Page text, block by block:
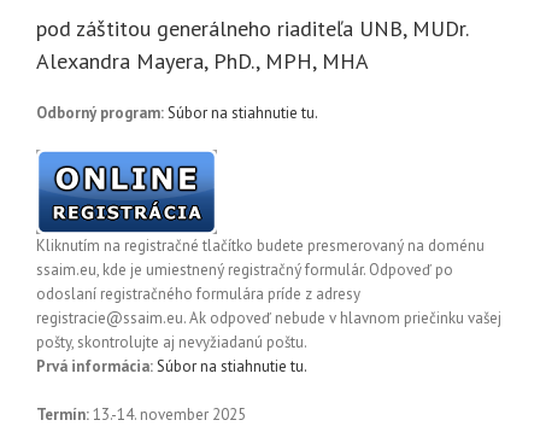
pod záštitou generálneho riaditeľa UNB, MUDr.
Alexandra Mayera, PhD., MPH, MHA
Odborný program:Súbor na stiahnutie tu.
Kliknutím na registračné tlačítko budete presmerovaný na doménu
ssaim.eu, kde je umiestnený registračný formulár. Odpoveď po
odoslaní registračného formulára príde z adresy
registracie@ssaim.eu. Ak odpoveď nebude v hlavnom priečinku vašej
pošty, skontrolujte aj nevyžiadanú poštu.
Prvá informácia:Súbor na stiahnutie tu.
Termín:13.-14. november 2025